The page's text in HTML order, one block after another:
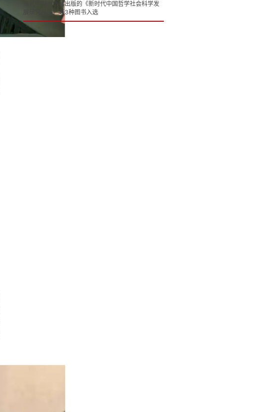
当代中国出版社出版的《新时代中国哲学社会科学发
展研究丛书》等3种图书入选